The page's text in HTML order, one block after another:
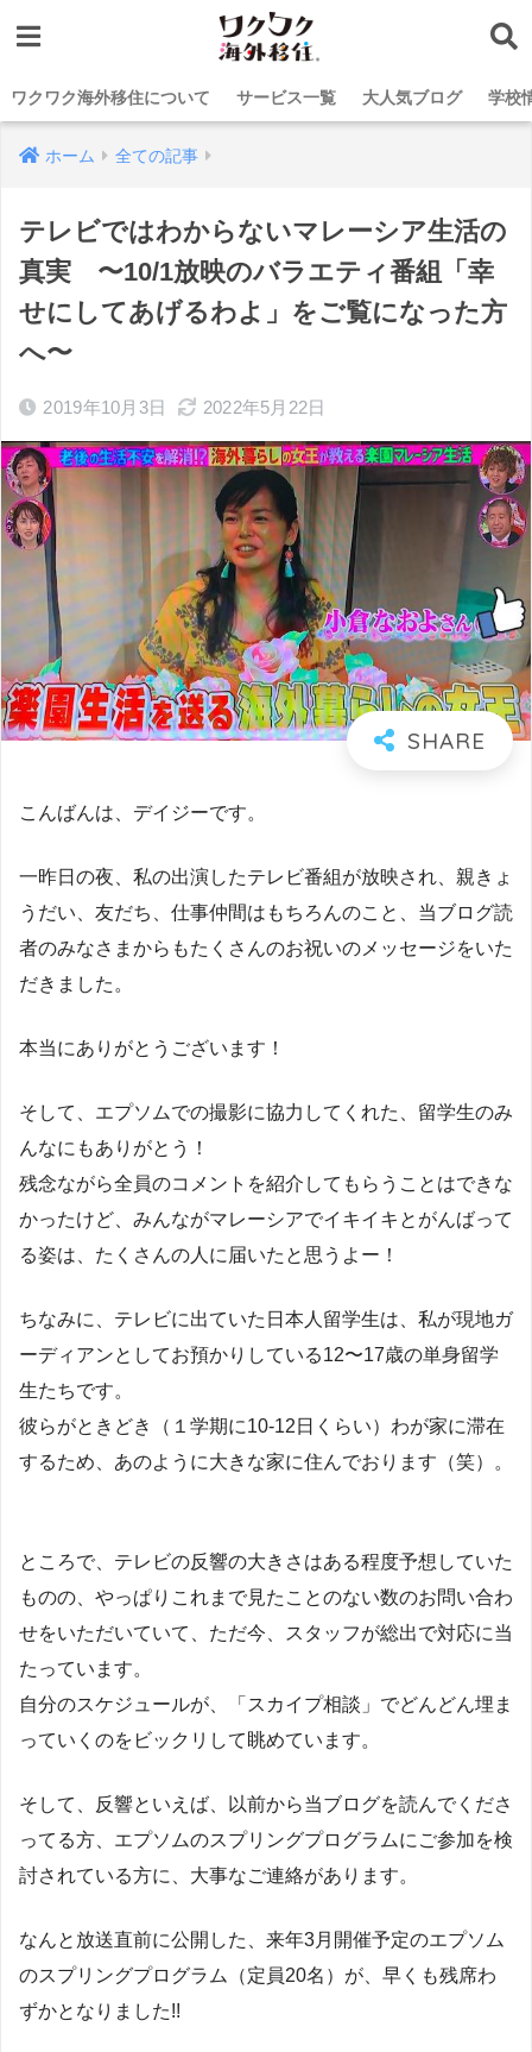
ワクワク海外移住について サービス一覧 大人気ブログ 学校
ホーム 全ての記事
テレビではわからないマレーシア生活の
真実 〜10/1放映のバラエティ番組「幸
せにしてあげるわよ」をご覧になった方
へ〜
2019年10月3日 2022年5月22日
こんばんは、デイジーです。
一昨日の夜、私の出演したテレビ番組が放映され、親きょ
うだい、友だち、仕事仲間はもちろんのこと、当ブログ読
者のみなさまからもたくさんのお祝いのメッセージをいた
だきました。
本当にありがとうございます！
そして、エプソムでの撮影に協力してくれた、留学生のみ
んなにもありがとう！
残念ながら全員のコメントを紹介してもらうことはできな
かったけど、みんながマレーシアでイキイキとがんばって
る姿は、たくさんの人に届いたと思うよー！
ちなみに、テレビに出ていた日本人留学生は、私が現地ガ
ーディアンとしてお預かりしている12〜17歳の単身留学
生たちです。
彼らがときどき（１学期に10-12日くらい）わが家に滞在
するため、あのように大きな家に住んでおります（笑）。
ところで、テレビの反響の大きさはある程度予想していた
ものの、やっぱりこれまで見たことのない数のお問い合わ
せをいただいていて、ただ今、スタッフが総出で対応に当
たっています。
自分のスケジュールが、「スカイプ相談」でどんどん埋ま
っていくのをビックリして眺めています。
そして、反響といえば、以前から当ブログを読んでくださ
ってる方、エプソムのスプリングプログラムにご参加を検
討されている方に、大事なご連絡があります。
なんと放送直前に公開した、来年3月開催予定のエプソム
のスプリングプログラム（定員20名）が、早くも残席わ
ずかとなりました!!